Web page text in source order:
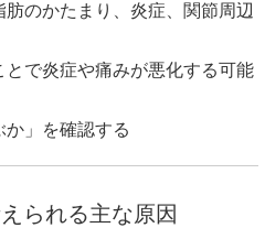
のかたまり、炎症、関節周辺
で炎症や痛みが悪化する可能
か」を確認する
られる主な原因